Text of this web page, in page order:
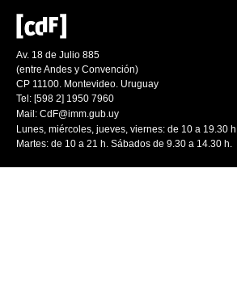
Av. 18 de Julio 885
(entre Andes y Convención)
CP 11100. Montevideo. Uruguay
Tel: [598 2] 1950 7960
Mail: CdF@imm.gub.uy
Lunes, miércoles, jueves, viernes: de 10 a 19.30
Martes: de 10 a 21 h. Sábados de 9.30 a 14.30 h.